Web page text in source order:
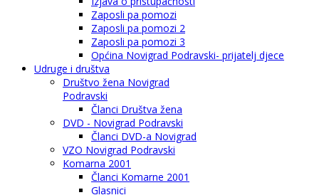
Zaposli pa pomozi
Zaposli pa pomozi 2
Zaposli pa pomozi 3
Općina Novigrad Podravski- prijatelj djece
Udruge i društva
Društvo žena Novigrad
Podravski
Članci Društva žena
DVD - Novigrad Podravski
Članci DVD-a Novigrad
VZO Novigrad Podravski
Komarna 2001
Članci Komarne 2001
Glasnici